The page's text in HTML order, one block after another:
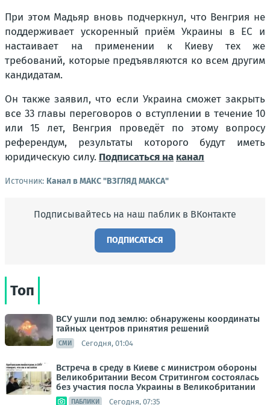
При этом Мадьяр вновь подчеркнул, что Венгрия не
поддерживает ускоренный приём Украины в ЕС и
настаивает на применении к Киеву тех же
требований, которые предъявляются ко всем другим
кандидатам.
Он также заявил, что если Украина сможет закрыть
все 33 главы переговоров о вступлении в течение 10
или 15 лет, Венгрия проведёт по этому вопросу
референдум, результаты которого будут иметь
юридическую силу. Подписаться на канал
Источник: Канал в МАКС "ВЗГЛЯД МАКСА"
Подписывайтесь на наш паблик в ВКонтакте
ПОДПИСАТЬСЯ
Топ
ВСУ ушли под землю: обнаружены координаты
тайных центров принятия решений
СМИ Сегодня, 01:04
Встреча в среду в Киеве с министром обороны
Великобритании Весом Стритингом состоялась
без участия посла Украины в Великобритании
ПАБЛИКИ Сегодня, 07:35